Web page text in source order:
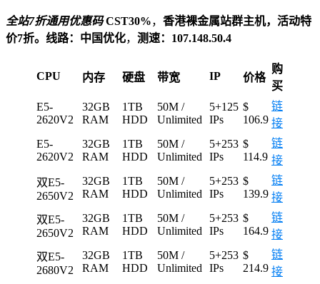
全站7折通用优惠码 CST30%， 香港裸金属站群主机，活动特
价7折。线路：中国优化， 测速：107.148.50.4
CPU 内存 硬盘 带宽 IP 价格
购
买
E5-
2620V2
32GB
RAM
1TB
HDD
50M /
Unlimited
5+125
IPs
$
106.9
链
接
E5-
2620V2
32GB
RAM
1TB
HDD
50M /
Unlimited
5+253
IPs
$
114.9
链
接
双E5-
2650V2
32GB
RAM
1TB
HDD
50M /
Unlimited
5+253
IPs
$
139.9
链
接
双E5-
2650V2
32GB
RAM
1TB
HDD
50M /
Unlimited
5+253
IPs
$
164.9
链
接
双E5-
2680V2
32GB
RAM
1TB
HDD
50M /
Unlimited
5+253
IPs
$
214.9
链
接